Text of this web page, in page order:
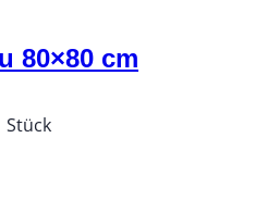
80×80 cm
Stück